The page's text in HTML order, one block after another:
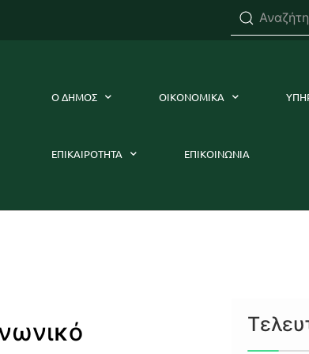
Ο ΔΗΜΟΣ ΟΙΚΟΝΟΜΙΚΑ
ΕΠΙΚΑΙΡΟΤΗΤΑ ΕΠΙΚΟΙΝΩΝΙΑ